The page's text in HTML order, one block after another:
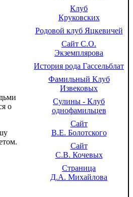
о
Клуб
Круковских
Родовой клуб Яцкевичей
Сайт С.О.
Экземплярова
История рода Гассельблат
Фамильный Клуб
Извековых
Сулины - Клуб
однофамильцев
Сайт
В.Е. Болотского
Сайт
С.В. Кочевых
Страница
Д.А. Михайлова